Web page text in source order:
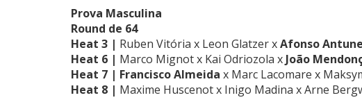
Prova Masculina
Round de 64
Heat 3 | Ruben Vitória x Leon Glatzer xAfonso
Heat 6 | Marco Mignot x Kai Odriozola x João
Heat 7 | Francisco Almeida x Marc Lacomare x
Heat 8 | Maxime Huscenot x Inigo Madina x Arne